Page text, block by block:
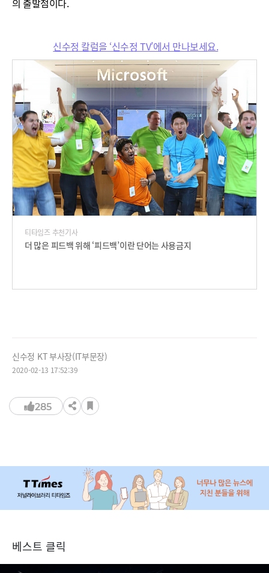
신수정 칼럼을 ‘신수정 TV’에서 만나보세요.
티타임즈 추천기사
더 많은 피드백 위해 ‘피드백’이란 단어는 사용금지
신수정 KT 부사장(IT부문장)
2020-02-13 17:52:39
285
베스트 클릭